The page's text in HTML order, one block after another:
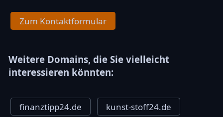
Zum Kontaktformular
Weitere Domains, die Sie vielleicht
interessieren könnten:
finanztipp24.de
kunst-stoff24.de